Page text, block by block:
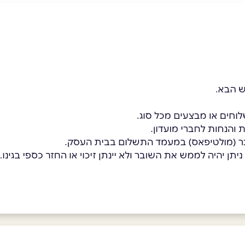
הבא.
או מבצעים מכל סוג.
לחברי מועדון.
(מולטיפאס) במעמד התשלום בבית העסק.
יהיה לממש את השובר ולא יינתן זיכוי או החזר כספי בגינו.